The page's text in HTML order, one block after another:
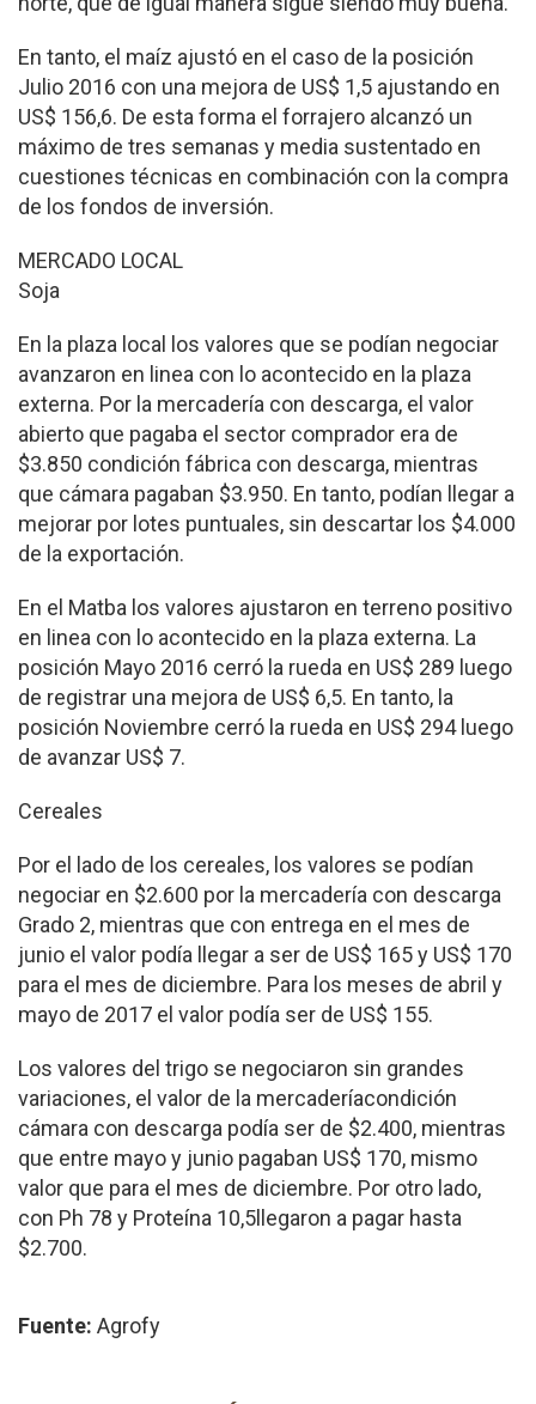
En tanto, el maíz ajustó en el caso de la posición
Julio 2016 con una mejora de US$ 1,5 ajustando en
US$ 156,6. De esta forma el forrajero alcanzó un
máximo de tres semanas y media sustentado en
cuestiones técnicas en combinación con la compra
de los fondos de inversión.
MERCADO LOCAL
Soja
En la plaza local los valores que se podían negociar
avanzaron en linea con lo acontecido en la plaza
externa. Por la mercadería con descarga, el valor
abierto que pagaba el sector comprador era de
$3.850 condición fábrica con descarga, mientras
que cámara pagaban $3.950. En tanto, podían llegar a
mejorar por lotes puntuales, sin descartar los $4.000
de la exportación.
En el Matba los valores ajustaron en terreno positivo
en linea con lo acontecido en la plaza externa. La
posición Mayo 2016 cerró la rueda en US$ 289 luego
de registrar una mejora de US$ 6,5. En tanto, la
posición Noviembre cerró la rueda en US$ 294 luego
de avanzar US$ 7.
Cereales
Por el lado de los cereales, los valores se podían
negociar en $2.600 por la mercadería con descarga
Grado 2, mientras que con entrega en el mes de
junio el valor podía llegar a ser de US$ 165 y US$ 170
para el mes de diciembre. Para los meses de abril y
mayo de 2017 el valor podía ser de US$ 155.
Los valores del trigo se negociaron sin grandes
variaciones, el valor de la mercaderíacondición
cámara con descarga podía ser de $2.400, mientras
que entre mayo y junio pagaban US$ 170, mismo
valor que para el mes de diciembre. Por otro lado,
con Ph 78 y Proteína 10,5llegaron a pagar hasta
$2.700.
Fuente: Agrofy